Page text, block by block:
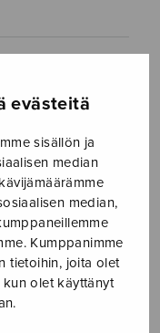
evästeitä
sisällön ja
median
median,
Kumppanimme
tietoihin, joita olet
olet käyttänyt